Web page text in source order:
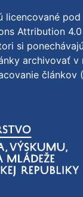
licencované
Attribution
si
archivovať v
článkov